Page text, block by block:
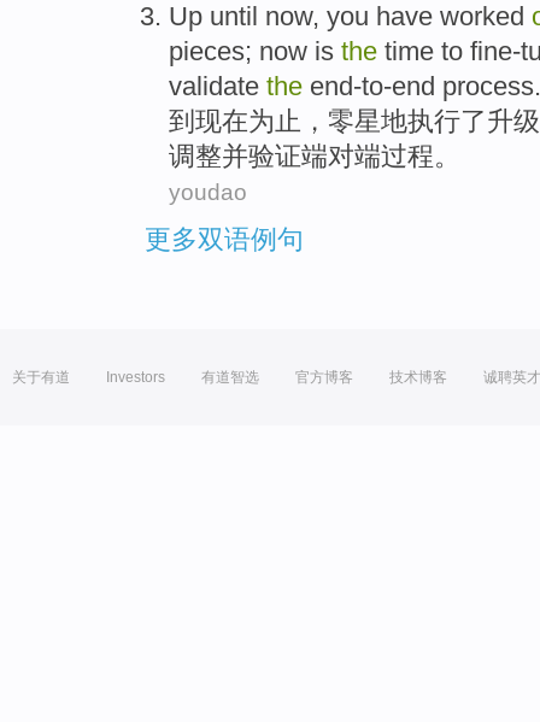
Up until now, you have worked
pieces; now is the time to fine-
validate the end-to-end process.
到 现在为止，零星地执行了升级
调整并验证端对端过程。
youdao
更多双语例句
关于有道 Investors 有道智选 官方博客 技术博客 诚聘英才